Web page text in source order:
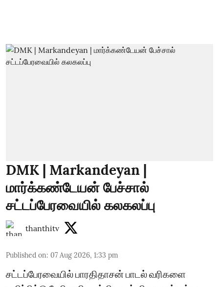
DMK | Markandeyan |
மார்க்கண்டேயன் பேச்சால்
சட்டப்பேரவையில் கலகலப்பு
thanthitv
Published on: 07 Aug 2026, 1:33 pm
சட்டப்பேரவையில் பாரதிதாசன் பாடல் வரிகளை